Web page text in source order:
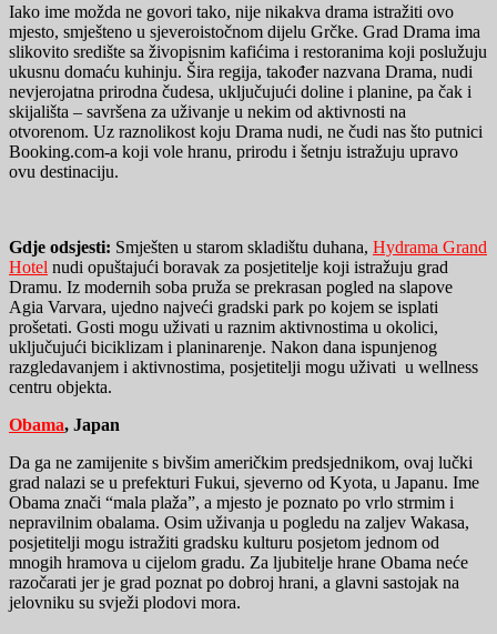
Iako ime možda ne govori tako, nije nikakva drama istražiti ovo
mjesto, smješteno u sjeveroistočnom dijelu Grčke. Grad Drama ima
slikovito središte sa živopisnim kafićima i restoranima koji poslužuju
ukusnu domaću kuhinju. Šira regija, također nazvana Drama, nudi
nevjerojatna prirodna čudesa, uključujući doline i planine, pa čak i
skijališta – savršena za uživanje u nekim od aktivnosti na
otvorenom. Uz raznolikost koju Drama nudi, ne čudi nas što putnici
Booking.com-a koji vole hranu, prirodu i šetnju istražuju upravo
ovu destinaciju.
Gdje odsjesti: Smješten u starom skladištu duhana, Hydrama Grand
Hotel nudi opuštajući boravak za posjetitelje koji istražuju grad
Dramu. Iz modernih soba pruža se prekrasan pogled na slapove
Agia Varvara, ujedno najveći gradski park po kojem se isplati
prošetati. Gosti mogu uživati ​​u raznim aktivnostima u okolici,
uključujući biciklizam i planinarenje. Nakon dana ispunjenog
razgledavanjem i aktivnostima, posjetitelji mogu uživati ​ u wellness
centru objekta.
Obama, Japan
Da ga ne zamijenite s bivšim američkim predsjednikom, ovaj lučki
grad nalazi se u prefekturi Fukui, sjeverno od Kyota, u Japanu. Ime
Obama znači “mala plaža”, a mjesto je poznato po vrlo strmim i
nepravilnim obalama. Osim uživanja u pogledu na zaljev Wakasa,
posjetitelji mogu istražiti gradsku kulturu posjetom jednom od
mnogih hramova u cijelom gradu. Za ljubitelje hrane Obama neće
razočarati jer je grad poznat po dobroj hrani, a glavni sastojak na
jelovniku su svježi plodovi mora.